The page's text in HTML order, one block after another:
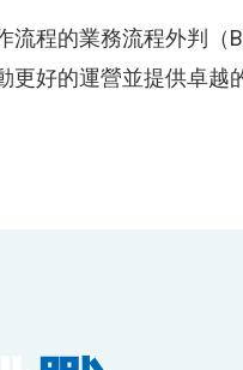
程的業務流程外判（
好的運營並提供卓越